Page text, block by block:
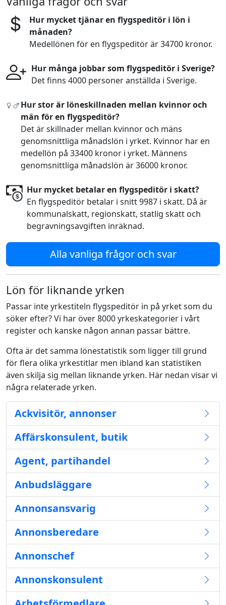
Hur mycket tjänar en flygspeditör i lön i
månaden?
Medellönen för en flygspeditör är 34700 kronor.
Hur många jobbar som flygspeditör i Sverige?
Det finns 4000 personer anställda i Sverige.
Hur stor är löneskillnaden mellan kvinnor och
män för en flygspeditör?
Det är skillnader mellan kvinnor och mäns
genomsnittliga månadslön i yrket. Kvinnor har en
medellön på 33400 kronor i yrket. Männens
genomsnittliga månadslön är 36000 kronor.
Hur mycket betalar en flygspeditör i skatt?
En flygspeditör betalar i snitt 9987 i skatt. Då är
kommunalskatt, regionskatt, statlig skatt och
begravningsavgiften inräknad.
Alla vanliga frågor och svar
Lön för liknande yrken
Passar inte yrkestiteln flygspeditör in på yrket som du
söker efter? Vi har över 8000 yrkeskategorier i vårt
register och kanske någon annan passar bättre.
Ofta är det samma lönestatistik som ligger till grund
för flera olika yrkestitlar men ibland kan statistiken
även skilja sig mellan liknande yrken. Här nedan visar vi
några relaterade yrken.
Ackvisitör, annonser
Affärskonsulent, butik
Agent, partihandel
Anbudsläggare
Annonsansvarig
Annonsberedare
Annonschef
Annonskonsulent